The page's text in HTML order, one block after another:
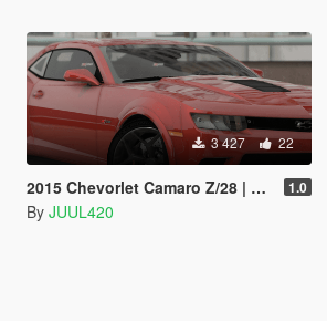
3 427 22
2015 Chevorlet Camaro Z/28 | Template | [Addon/FiveM/Z3D] 1.0
By JUUL420